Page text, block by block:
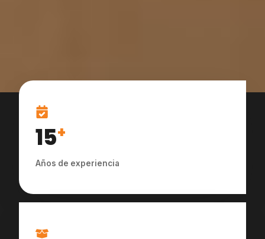
15+
Años de experiencia